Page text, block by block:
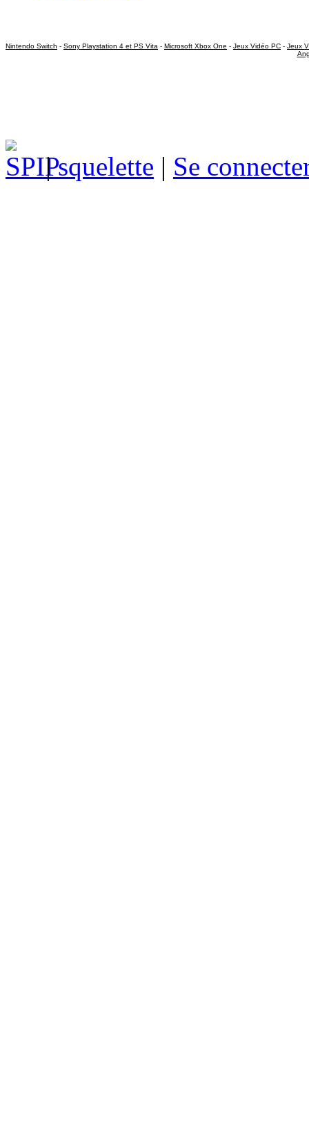
Nintendo Switch - Sony Playstation 4 et PS Vita - Microsoft Xbox One - Jeux Vidéo PC - Jeux
|squelette | Se